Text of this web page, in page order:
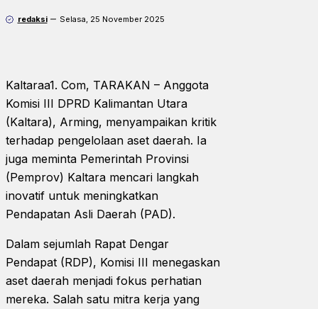
redaksi Selasa, 25 November 2025
Kaltaraa1. Com, TARAKAN – Anggota
Komisi III DPRD Kalimantan Utara
(Kaltara), Arming, menyampaikan kritik
terhadap pengelolaan aset daerah. Ia
juga meminta Pemerintah Provinsi
(Pemprov) Kaltara mencari langkah
inovatif untuk meningkatkan
Pendapatan Asli Daerah (PAD).
Dalam sejumlah Rapat Dengar
Pendapat (RDP), Komisi III menegaskan
aset daerah menjadi fokus perhatian
mereka. Salah satu mitra kerja yang